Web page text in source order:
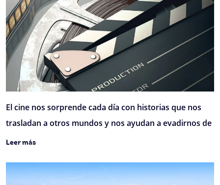
El cine nos sorprende cada día con historias que nos
trasladan a otros mundos y nos ayudan a evadirnos de
Leer más